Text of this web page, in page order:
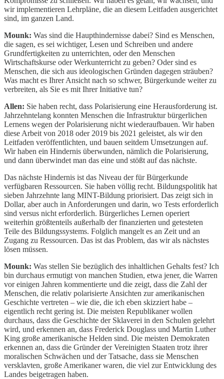
wir implementieren Lehrpläne, die an diesem Leitfaden ausgerichtet
sind, im ganzen Land.
Mounk: Was sind die Haupthindernisse dabei? Sind es Menschen,
die sagen, es sei wichtiger, Lesen und Schreiben und andere
Grundfertigkeiten zu unterrichten, oder den Menschen
Wirtschaftskurse oder Werkunterricht zu geben? Oder sind es
Menschen, die sich aus ideologischen Gründen dagegen sträuben?
Was macht es Ihrer Ansicht nach so schwer, Bürgerkunde weiter zu
verbreiten, als Sie es mit Ihrer Initiative tun?
Allen: Sie haben recht, dass Polarisierung eine Herausforderung ist.
Jahrzehntelang konnten Menschen die Infrastruktur bürgerlichen
Lernens wegen der Polarisierung nicht wiederaufbauen. Wir haben
diese Arbeit von 2018 oder 2019 bis 2021 geleistet, als wir den
Leitfaden veröffentlichten, und bauen seitdem Umsetzungen auf.
Wir haben ein Hindernis überwunden, nämlich die Polarisierung,
und dann überwindet man das eine und stößt auf das nächste.
Das nächste Hindernis ist das Niveau der für Bürgerkunde
verfügbaren Ressourcen. Sie haben völlig recht. Bildungspolitik hat
sieben Jahrzehnte lang MINT-Bildung priorisiert. Das zeigt sich in
Dollar, aber auch in Anforderungen und darin, wo Tests erforderlich
sind versus nicht erforderlich. Bürgerliches Lernen operiert
weiterhin größtenteils außerhalb der finanzierten und getesteten
Teile des Bildungssystems. Folglich mangelt es an Zeit und an
Zugang zu Ressourcen. Das ist das Problem, das wir als nächstes
lösen müssen.
Mounk: Was stellen Sie bezüglich des inhaltlichen Gehalts fest? Ich
bin durchaus ermutigt von manchen Studien, etwa jener, die Warren
vor einigen Jahren kommentierte und die zeigt, dass die Zahl der
Menschen, die relativ polarisierte Ansichten zur amerikanischen
Geschichte vertreten – wie die, die ich eben skizziert habe –
eigentlich recht gering ist. Die meisten Republikaner wollen
durchaus, dass die Geschichte der Sklaverei in den Schulen gelehrt
wird, und erkennen an, dass Frederick Douglass und Martin Luther
King große amerikanische Helden sind. Die meisten Demokraten
erkennen an, dass die Gründer der Vereinigten Staaten trotz ihrer
moralischen Schwächen und der Tatsache, dass sie Menschen
versklavten, große Amerikaner waren, die viel zur Entwicklung des
Landes beigetragen haben.